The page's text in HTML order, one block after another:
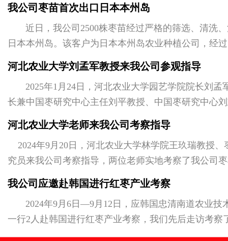
我公司枣苗首次出口日本本州岛
近日，我公司2500株枣苗经过严格的筛选、清洗、
日本本州岛。该客户为日本本州岛农业种植公司，经
枣种苗品种，下...
河北农业大学刘孟军教授来我公司参观指导
2025年1月24日，河北农业大学园艺学院院长刘孟
长兼中国枣研究中心主任刘平教授、中国枣研究中心
导枣树育种...
河北农业大学老师来我公司考察指导
2024年9月20日，河北农业大学林学院王玖瑞教授、
究员来我公司考察指导，两位老师实地考察了我公司
育苗基地，陈永升经理介 绍了我公司...
我公司应邀赴韩国进行红枣产业考察
2024年9月6日—9月12日，应韩国忠清南道农业技
一行2人赴韩国进行红枣产业考察，我们先后走访考察
究所、...